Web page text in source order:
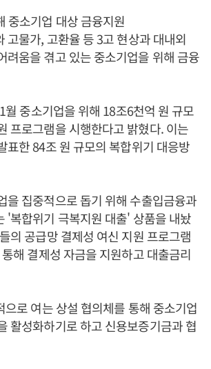
중소기업 대상 금융지원
고물가, 고환율 등 3고 현상과 대내외
려움을 겪고 있는 중소기업을 위해 금융
월 중소기업을 위해 18조6천억 원 규모
프로그램을 시행한다고 밝혔다. 이는
표한 84조 원 규모의 복합위기 대응방
을 집중적으로 돕기 위해 수출입금융과
'복합위기 극복지원 대출' 상품을 내놨
의 공급망 결제성 여신 지원 프로그램
해 결제성 자금을 지원하고 대출금리
으로 여는 상설 협의체를 통해 중소기업
활성화하기로 하고 신용보증기금과 협